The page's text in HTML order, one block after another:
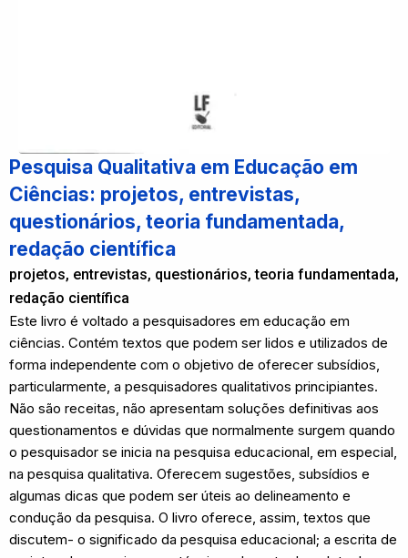
Pesquisa Qualitativa em Educação em
Ciências: projetos, entrevistas,
questionários, teoria fundamentada,
redação científica
projetos, entrevistas, questionários, teoria fundamentada,
redação científica
Este livro é voltado a pesquisadores em educação em
ciências. Contém textos que podem ser lidos e utilizados de
forma independente com o objetivo de oferecer subsídios,
particularmente, a pesquisadores qualitativos principiantes.
Não são receitas, não apresentam soluções definitivas aos
questionamentos e dúvidas que normalmente surgem quando
o pesquisador se inicia na pesquisa educacional, em especial,
na pesquisa qualitativa. Oferecem sugestões, subsídios e
algumas dicas que podem ser úteis ao delineamento e
condução da pesquisa. O livro oferece, assim, textos que
discutem- o significado da pesquisa educacional; a escrita de